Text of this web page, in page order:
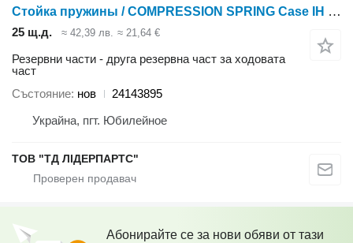
Стойка пружины / COMPRESSION SPRING Case IH 24143895 за култиватор Case IH TIGER-MATE II
25 щ.д. ≈ 42,39 лв. ≈ 21,64 €
Резервни части - друга резервна част за ходовата
част
Състояние нов
24143895
Украйна, пгт. Юбилейное
ТОВ "ТД ЛІДЕРПАРТС"
Абонирайте се за нови обяви от тази